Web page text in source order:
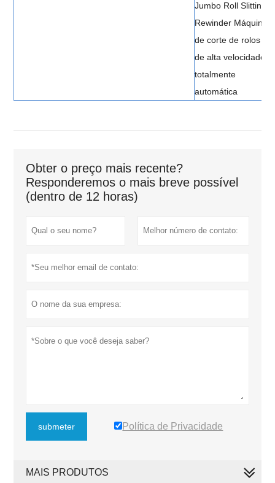
Jumbo Roll Slitting
Rewinder Máquina
de corte de rolos
de alta velocidade
totalmente
automática
Obter o preço mais recente?
Responderemos o mais breve possível
(dentro de 12 horas)
submeter Política de Privacidade
MAIS PRODUTOS